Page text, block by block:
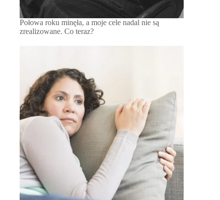
Połowa roku minęła, a moje cele nadal nie są
zrealizowane. Co teraz?